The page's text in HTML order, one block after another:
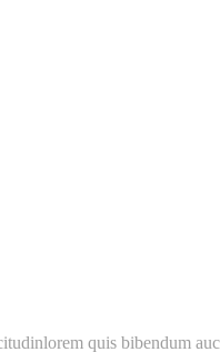
quis bibendum